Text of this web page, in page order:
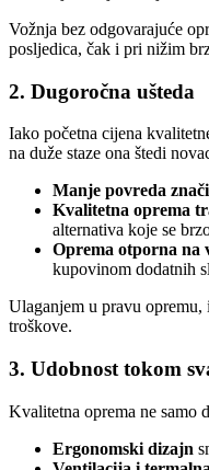
Vožnja bez odgovarajuće
posljedica, čak i pri nižim
2. Dugoročna ušteda
Iako početna cijena
na duže staze ona štedi
Manje povreda
Kvalitetna oprema
alternativa koje se
Oprema otporna na
kupovinom dodatnih
Ulaganjem u pravu opremu,
troškove.
3. Udobnost tokom
Kvalitetna oprema ne samo
Ergonomski dizajn